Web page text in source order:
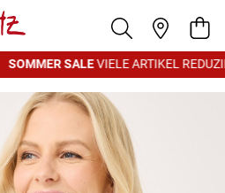
SOMMER SALEVIELE ARTIKEL